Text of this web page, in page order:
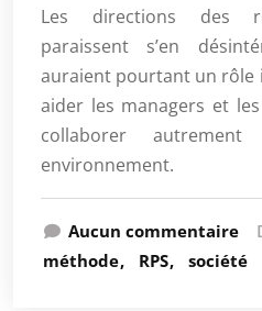
Les directions des
paraissent s’en
auraient pourtant un
aider les managers et
collaborer
environnement.
Aucun commentaire
méthode
RPS société